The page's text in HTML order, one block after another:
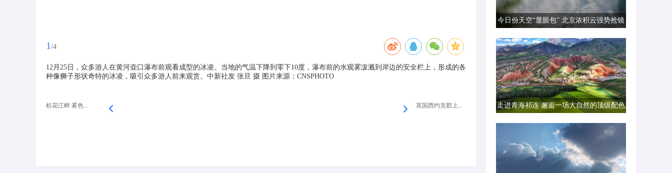
1 /4
12月25日，众多游人在黄河壶口瀑布前观看成型的冰凌。当地的气温下降到零下10度，瀑布前的水观雾泼溅到岸边的安全栏上，形成的各
种像狮子形状奇特的冰凌，吸引众多游人前来观赏。中新社发 张旦 摄 图片来源：CNSPHOTO
松花江畔 雾色... 英国西约克郡上...
今日份天空“显眼包” 北京浓积云强势抢镜
走进青海祁连 邂逅一场大自然的顶级配色